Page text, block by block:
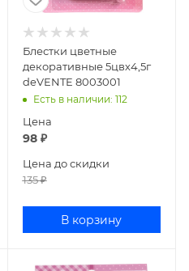
Блестки цветные
декоративные 5цвх4,5г
deVENTE 8003001
Есть в наличии: 112
Цена
98₽
Цена до скидки
135₽
В корзину